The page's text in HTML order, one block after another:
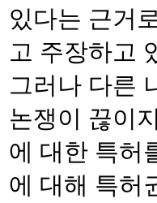
있다는 근거
고 주장하고
그러나 다른
논쟁이 끊이
에 대한 특허
에 대해 특허